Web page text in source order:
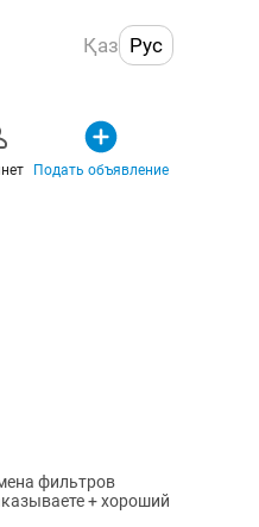
Қаз Рус
Подать объявление
фильтров
+ хороший